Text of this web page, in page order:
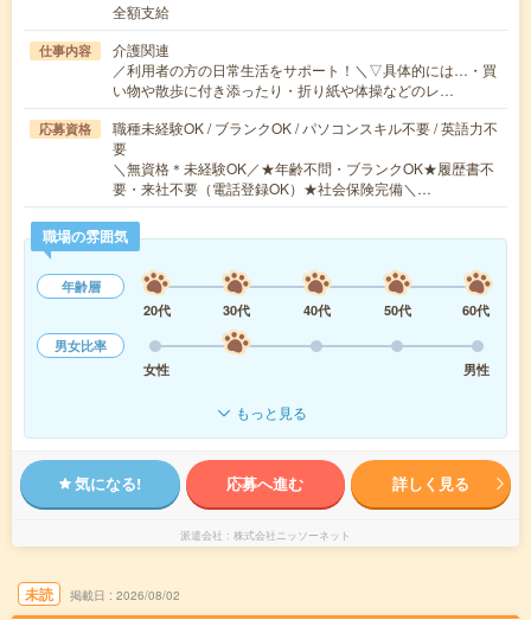
全額支給
仕事内容
介護関連
／利用者の方の日常生活をサポート！＼▽具体的には…・買
い物や散歩に付き添ったり・折り紙や体操などのレ…
応募資格
職種未経験OK / ブランクOK / パソコンスキル不要 / 英語力不
要
＼無資格＊未経験OK／★年齢不問・ブランクOK★履歴書不
要・来社不要（電話登録OK）★社会保険完備＼…
職場の雰囲気
年齢層
20代
30代 40代 50代
60代
男女比率
女性
男性
もっと見る
気になる! 応募へ進む 詳しく見る
派遣会社 株式会社ニッソーネット
未読 掲載日 2026/08/02